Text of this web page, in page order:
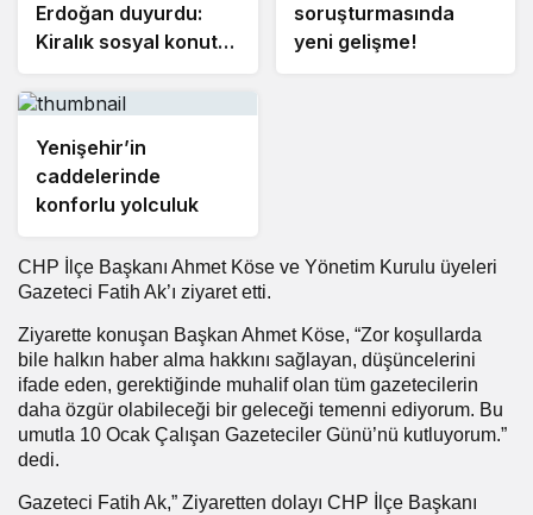
Erdoğan duyurdu:
Kiralık sosyal konut
başlıyor
soruşturmasında
yeni gelişme!
Yenişehir’in
caddelerinde
konforlu yolculuk
CHP İlçe Başkanı Ahmet Köse ve Yönetim Kurulu üyeleri
Gazeteci Fatih Ak’ı ziyaret etti.
Ziyarette konuşan Başkan Ahmet Köse, “Zor koşullarda
bile halkın haber alma hakkını sağlayan, düşüncelerini
ifade eden, gerektiğinde muhalif olan tüm gazetecilerin
daha özgür olabileceği bir geleceği temenni ediyorum. Bu
umutla 10 Ocak Çalışan Gazeteciler Günü’nü kutluyorum.”
dedi.
Gazeteci Fatih Ak,” Ziyaretten dolayı CHP İlçe Başkanı